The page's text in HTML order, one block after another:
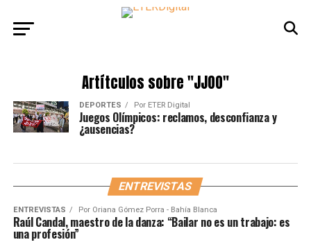
Artítculos sobre"JJOO"
DEPORTES Por ETER Digital
Juegos Olímpicos: reclamos, desconfianza y
¿ausencias?
ENTREVISTAS
ENTREVISTAS Por Oriana Gómez Porra - Bahía Blanca
Raúl Candal, maestro de la danza: “Bailar no es un trabajo: es
una profesión”